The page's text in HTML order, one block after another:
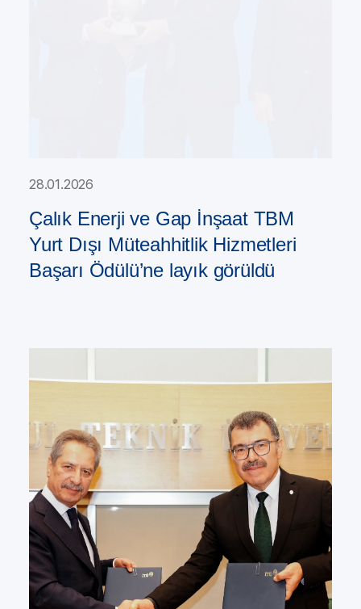
28.01.2026
Çalık Enerji ve Gap İnşaat TBM
Yurt Dışı Müteahhitlik Hizmetleri
Başarı Ödülü’ne layık görüldü